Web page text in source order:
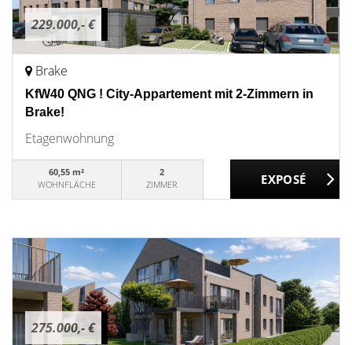
229.000,- €
Brake
KfW40 QNG ! City-Appartement mit 2-Zimmern in
Brake!
Etagenwohnung
60,55 m²
WOHNFLÄCHE
2
ZIMMER
275.000,- €